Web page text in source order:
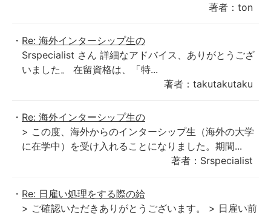
著者：ton
Re: 海外インターシップ生の
Srspecialist さん 詳細なアドバイス、ありがとうござ
いました。 在留資格は、「特...
著者：takutakutaku
Re: 海外インターシップ生の
> この度、海外からのインターシップ生（海外の大学
に在学中）を受け入れることになりました。期間...
著者：Srspecialist
Re: 日雇い処理をする際の給
> ご確認いただきありがとうございます。 > 日雇い前